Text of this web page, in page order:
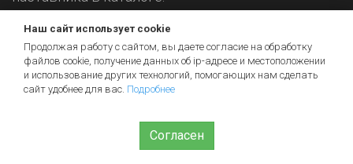
Мы на связи!
Пользовательское соглашение
Наш сайт использует cookie
Продолжая работу с сайтом, вы даете согласие на обработку
файлов cookie, получение данных об ip-адресе и местоположении
и использование других технологий, помогающих нам сделать
сайт удобнее для вас. Подробнее
Согласен